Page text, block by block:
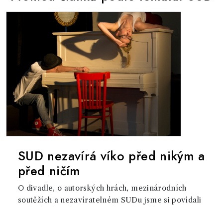
SUD nezavírá víko před nikým a
před ničím
O divadle, o autorských hrách, mezinárodních
soutěžích a nezavíratelném SUDu jsme si povídali